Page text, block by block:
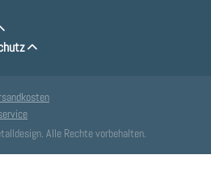
Alle Rechte vorbehalten.